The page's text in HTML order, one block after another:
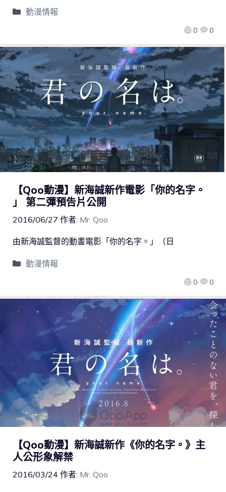
0 0
動漫情報
【Qoo動漫】新海誠新作電影「你的名字。
」 第二彈預告片公開
2016/06/27 作者: Mr. Qoo
0 0
由新海誠監督的動畫電影「你的名字。」（日
動漫情報
【Qoo動漫】新海誠新作《你的名字。》主
人公形象解禁
2016/03/24 作者: Mr. Qoo